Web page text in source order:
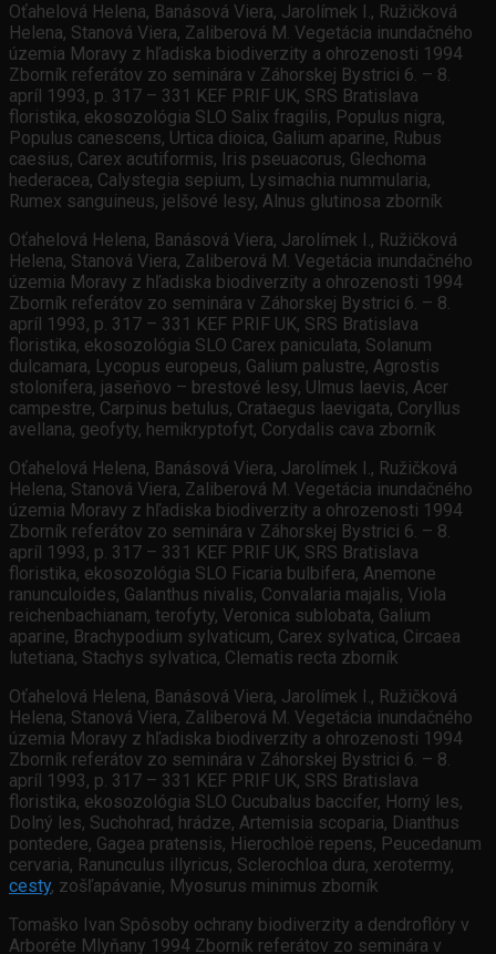
Oťahelová Helena, Banásová Viera, Jarolímek I., Ružičková
Helena, Stanová Viera, Zaliberová M. Vegetácia inundačného
územia Moravy z hľadiska biodiverzity a ohrozenosti 1994
Zborník referátov zo seminára v Záhorskej Bystrici 6. – 8.
apríl 1993, p. 317 – 331 KEF PRIF UK, SRS Bratislava
floristika, ekosozológia SLO Salix fragilis, Populus nigra,
Populus canescens, Urtica dioica, Galium aparine, Rubus
caesius, Carex acutiformis, Iris pseuacorus, Glechoma
hederacea, Calystegia sepium, Lysimachia nummularia,
Rumex sanguineus, jelšové lesy, Alnus glutinosa zborník
Oťahelová Helena, Banásová Viera, Jarolímek I., Ružičková
Helena, Stanová Viera, Zaliberová M. Vegetácia inundačného
územia Moravy z hľadiska biodiverzity a ohrozenosti 1994
Zborník referátov zo seminára v Záhorskej Bystrici 6. – 8.
apríl 1993, p. 317 – 331 KEF PRIF UK, SRS Bratislava
floristika, ekosozológia SLO Carex paniculata, Solanum
dulcamara, Lycopus europeus, Galium palustre, Agrostis
stolonifera, jaseňovo – brestové lesy, Ulmus laevis, Acer
campestre, Carpinus betulus, Crataegus laevigata, Coryllus
avellana, geofyty, hemikryptofyt, Corydalis cava zborník
Oťahelová Helena, Banásová Viera, Jarolímek I., Ružičková
Helena, Stanová Viera, Zaliberová M. Vegetácia inundačného
územia Moravy z hľadiska biodiverzity a ohrozenosti 1994
Zborník referátov zo seminára v Záhorskej Bystrici 6. – 8.
apríl 1993, p. 317 – 331 KEF PRIF UK, SRS Bratislava
floristika, ekosozológia SLO Ficaria bulbifera, Anemone
ranunculoides, Galanthus nivalis, Convalaria majalis, Viola
reichenbachianam, terofyty, Veronica sublobata, Galium
aparine, Brachypodium sylvaticum, Carex sylvatica, Circaea
lutetiana, Stachys sylvatica, Clematis recta zborník
Oťahelová Helena, Banásová Viera, Jarolímek I., Ružičková
Helena, Stanová Viera, Zaliberová M. Vegetácia inundačného
územia Moravy z hľadiska biodiverzity a ohrozenosti 1994
Zborník referátov zo seminára v Záhorskej Bystrici 6. – 8.
apríl 1993, p. 317 – 331 KEF PRIF UK, SRS Bratislava
floristika, ekosozológia SLO Cucubalus baccifer, Horný les,
Dolný les, Suchohrad, hrádze, Artemisia scoparia, Dianthus
pontedere, Gagea pratensis, Hierochloë repens, Peucedanum
cervaria, Ranunculus illyricus, Sclerochloa dura, xerotermy,
cesty, zošľapávanie, Myosurus minimus zborník
Tomaško Ivan Spôsoby ochrany biodiverzity a dendroflóry v
Arboréte Mlyňany 1994 Zborník referátov zo seminára v